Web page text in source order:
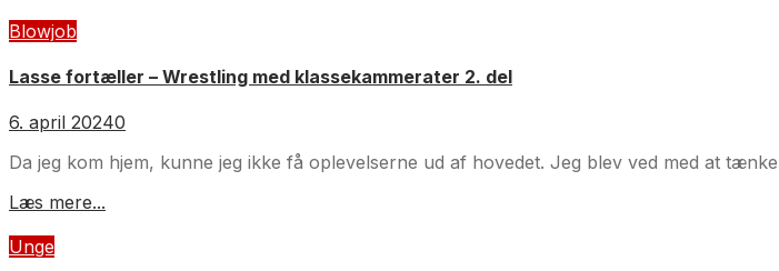
Blowjob
Lasse fortæller – Wrestling med klassekammerater 2. del
6. april 20240
Da jeg kom hjem, kunne jeg ikke få oplevelserne ud af hovedet. Jeg blev ved med at
Læs mere...
Unge